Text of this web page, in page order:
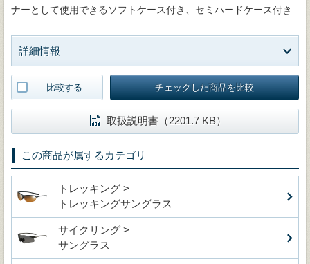
ナーとして使用できるソフトケース付き、セミハードケース付き
詳細情報
比較する チェックした商品を比較
取扱説明書（2201.7 KB）
この商品が属するカテゴリ
トレッキング >
トレッキングサングラス
サイクリング >
サングラス